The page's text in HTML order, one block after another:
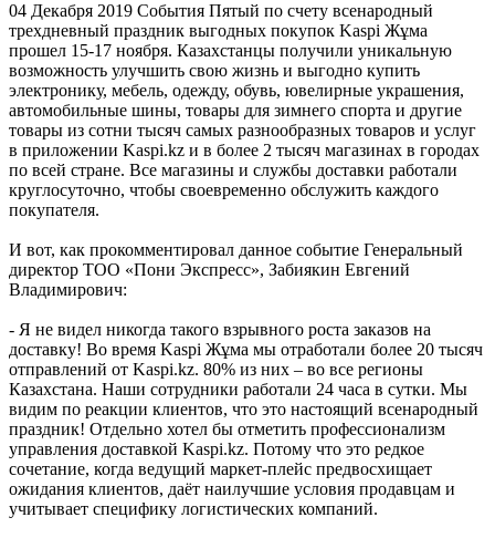
04 Декабря 2019 События Пятый по счету всенародный
трехдневный праздник выгодных покупок Kaspi Жұма
прошел 15-17 ноября. Казахстанцы получили уникальную
возможность улучшить свою жизнь и выгодно купить
электронику, мебель, одежду, обувь, ювелирные украшения,
автомобильные шины, товары для зимнего спорта и другие
товары из сотни тысяч самых разнообразных товаров и услуг
в приложении Kaspi.kz и в более 2 тысяч магазинах в городах
по всей стране. Все магазины и службы доставки работали
круглосуточно, чтобы своевременно обслужить каждого
покупателя.
И вот, как прокомментировал данное событие Генеральный
директор ТОО «Пони Экспресс», Забиякин Евгений
Владимирович:
- Я не видел никогда такого взрывного роста заказов на
доставку! Во время Kaspi Жұма мы отработали более 20 тысяч
отправлений от Kaspi.kz. 80% из них – во все регионы
Казахстана. Наши сотрудники работали 24 часа в сутки. Мы
видим по реакции клиентов, что это настоящий всенародный
праздник! Отдельно хотел бы отметить профессионализм
управления доставкой Kaspi.kz. Потому что это редкое
сочетание, когда ведущий маркет-плейс предвосхищает
ожидания клиентов, даёт наилучшие условия продавцам и
учитывает специфику логистических компаний.